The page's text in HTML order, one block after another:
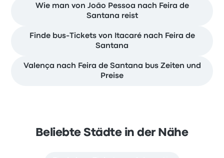
Wie man von João Pessoa nach Feira de
Santana reist
Finde bus-Tickets von Itacaré nach Feira de
Santana
Valença nach Feira de Santana bus Zeiten und
Preise
Beliebte Städte in der Nähe